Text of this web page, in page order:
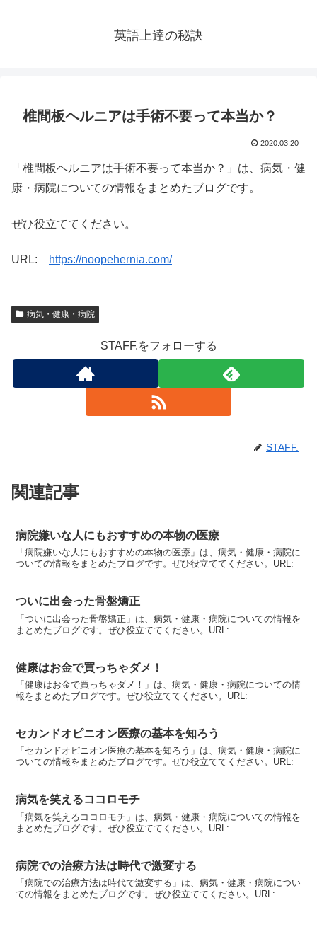
英語上達の秘訣
椎間板ヘルニアは手術不要って本当か？
2020.03.20
「椎間板ヘルニアは手術不要って本当か？」は、病気・健
康・病院についての情報をまとめたブログです。
ぜひ役立ててください。
URL: https://noopehernia.com/
病気・健康・病院
STAFF.をフォローする
STAFF.
関連記事
病院嫌いな人にもおすすめの本物の医療
「病院嫌いな人にもおすすめの本物の医療」は、病気・健康・病院に
ついての情報をまとめたブログです。ぜひ役立ててください。URL:
ついに出会った骨盤矯正
「ついに出会った骨盤矯正」は、病気・健康・病院についての情報を
まとめたブログです。ぜひ役立ててください。URL:
健康はお金で買っちゃダメ！
「健康はお金で買っちゃダメ！」は、病気・健康・病院についての情
報をまとめたブログです。ぜひ役立ててください。URL:
セカンドオピニオン医療の基本を知ろう
「セカンドオピニオン医療の基本を知ろう」は、病気・健康・病院に
ついての情報をまとめたブログです。ぜひ役立ててください。URL:
病気を笑えるココロモチ
「病気を笑えるココロモチ」は、病気・健康・病院についての情報を
まとめたブログです。ぜひ役立ててください。URL:
病院での治療方法は時代で激変する
「病院での治療方法は時代で激変する」は、病気・健康・病院につい
ての情報をまとめたブログです。ぜひ役立ててください。URL: